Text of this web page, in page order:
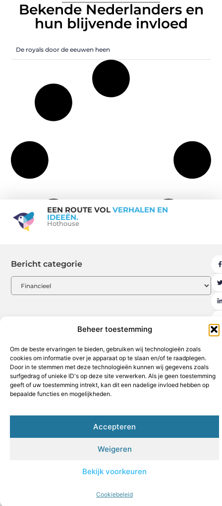
Beheer toestemming
Om de beste ervaringen te bieden, gebruiken wij technologieën zoals
cookies om informatie over je apparaat op te slaan en/of te raadplegen.
Door in te stemmen met deze technologieën kunnen wij gegevens zoals
surfgedrag of unieke ID's op deze site verwerken. Als je geen toestemming
geeft of uw toestemming intrekt, kan dit een nadelige invloed hebben op
bepaalde functies en mogelijkheden.
Accepteren
Weigeren
Bekijk voorkeuren
Cookiebeleid
Bekende Nederlanders en
hun blijvende invloed
De royals door de eeuwen heen
EEN ROUTE VOL VERHALEN EN
IDEEËN.
Hothouse
Bericht categorie
Aanmelden Beroemdheden Contact Cookiebeleid (EU)
Ons team Over ons Partners Website index Uit De Media
Goede backlinks kopen: de sleutel tot een sterke online autoriteit
All Rights Reserved © 2025
www.hothouse.be